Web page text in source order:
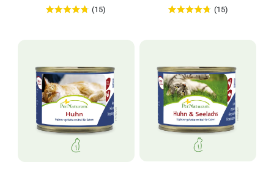
(15) (15)